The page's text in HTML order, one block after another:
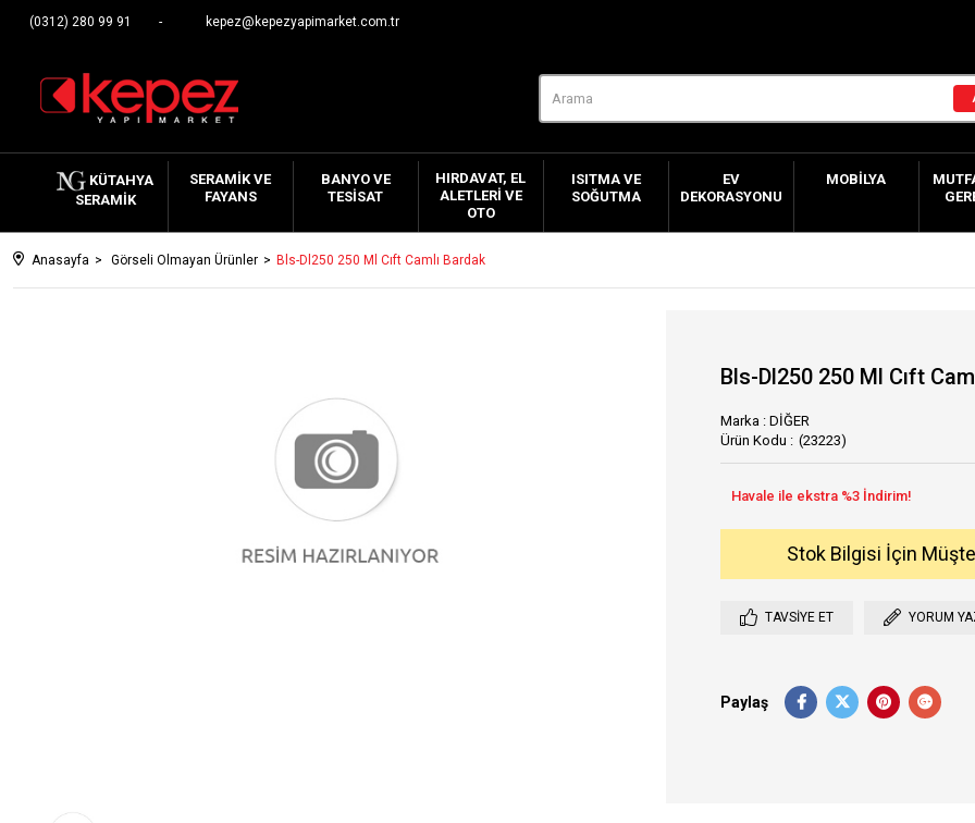
(0312) 280 99 91 kepez@kepezyapimarket.com.tr
KÜTAHYA
SERAMIK
SERAMIK VE
FAYANS
BANYO VE
TESISAT
HIRDAVAT, EL
ALETLERI VE
OTO
ISITMA VE
SOĞUTMA
EV
DEKORASYONU
MOBILYA
Anasayfa Görseli Olmayan Ürünler Bls-Dl250 250 Ml Cıft Camlı Bardak
Bls-Dl250 250 Ml Cıft
Marka : DİĞER
(23223)
Stok Bilgisi İçin
TAVSIYE ET YORUM
Paylaş